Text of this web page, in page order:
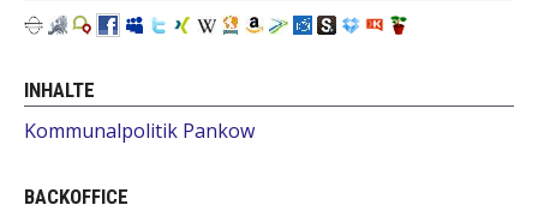
INHALTE
Kommunalpolitik Pankow
BACKOFFICE